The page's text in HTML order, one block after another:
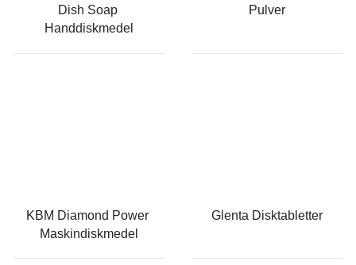
Dish Soap
Handdiskmedel
Pulver
KBM Diamond Power
Maskindiskmedel
Glenta Disktabletter